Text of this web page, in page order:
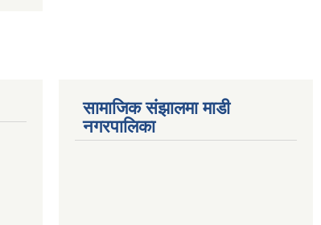
सामाजिक संझालमा माडी
नगरपालिका